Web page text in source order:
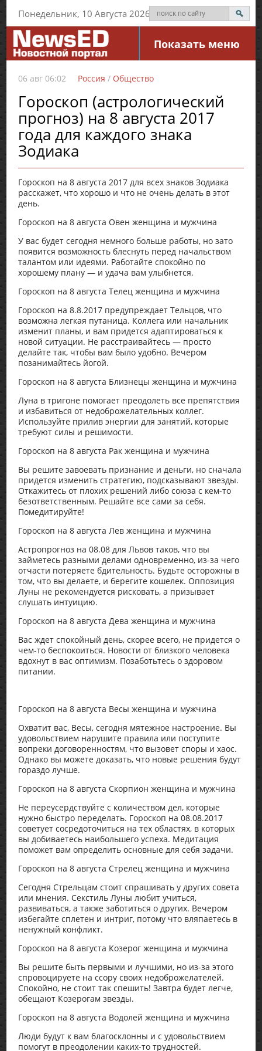
Понедельник, 10 Августа 2026
Показать меню
06 авг 06:02 Россия / Общество
Гороскоп (астрологический
прогноз) на 8 августа 2017
года для каждого знака
Зодиака
Гороскоп на 8 августа 2017 для всех знаков Зодиака
расскажет, что хорошо и что не очень делать в этот
день.
Гороскоп на 8 августа Овен женщина и мужчина
У вас будет сегодня немного больше работы, но зато
появится возможность блеснуть перед начальством
талантом или идеями. Работайте спокойно по
хорошему плану — и удача вам улыбнется.
Гороскоп на 8 августа Телец женщина и мужчина
Гороскоп на 8.8.2017 предупреждает Тельцов, что
возможна легкая путаница. Коллега или начальник
изменит планы, и вам придется адаптироваться к
новой ситуации. Не расстраивайтесь — просто
делайте так, чтобы вам было удобно. Вечером
позанимайтесь йогой.
Гороскоп на 8 августа Близнецы женщина и мужчина
Луна в тригоне помогает преодолеть все препятствия
и избавиться от недоброжелательных коллег.
Используйте прилив энергии для занятий, которые
требуют силы и решимости.
Гороскоп на 8 августа Рак женщина и мужчина
Вы решите завоевать признание и деньги, но сначала
придется изменить стратегию, подсказывают звезды.
Откажитесь от плохих решений либо союза с кем-то
безответственным. Решайте все сами за себя.
Помедитируйте!
Гороскоп на 8 августа Лев женщина и мужчина
Астропрогноз на 08.08 для Львов таков, что вы
займетесь разными делами одновременно, из-за чего
отчасти потеряете бдительность. Будьте осторожны в
том, что вы делаете, и берегите кошелек. Оппозиция
Луны не рекомендуется рисковать, а призывает
слушать интуицию.
Гороскоп на 8 августа Дева женщина и мужчина
Вас ждет спокойный день, скорее всего, не придется о
чем-то беспокоиться. Новости от близкого человека
вдохнут в вас оптимизм. Позаботьтесь о здоровом
питании.
Гороскоп на 8 августа Весы женщина и мужчина
Охватит вас, Весы, сегодня мятежное настроение. Вы
удовольствием нарушите правила или поступите
вопреки договоренностям, что вызовет споры и хаос.
Однако вы можете доказать, что новые решения будут
гораздо лучше.
Гороскоп на 8 августа Скорпион женщина и мужчина
Не переусердствуйте с количеством дел, которые
нужно быстро переделать. Гороскоп на 08.08.2017
советует сосредоточиться на тех областях, в которых
вы добиваетесь наибольшего успеха. Медитация
поможет вам определить основные для себя задачи.
Гороскоп на 8 августа Стрелец женщина и мужчина
Сегодня Стрельцам стоит спрашивать у других совета
или мнения. Секстиль Луны любит учиться,
развиваться, а также заботиться о других. Вечером
избегайте сплетен и интриг, потому что вляпаетесь в
ненужный конфликт.
Гороскоп на 8 августа Козерог женщина и мужчина
Вы решите быть первыми и лучшими, но из-за этого
спровоцируете на ссору своих недоброжелателей.
Спокойно, не стоит так спешить! Завтра будет легче,
обещают Козерогам звезды.
Гороскоп на 8 августа Водолей женщина и мужчина
Люди будут к вам благосклонны и с удовольствием
помогут в преодолении каких-то трудностей.